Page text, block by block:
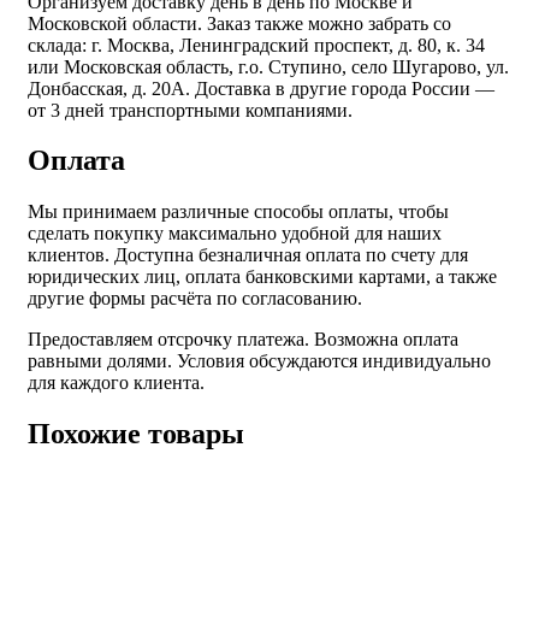
Московской области. Заказ также можно забрать со
склада: г. Москва, Ленинградский проспект, д. 80, к. 34
или Московская область, г.о. Ступино, село Шугарово, ул.
Донбасская, д. 20А. Доставка в другие города России —
от 3 дней транспортными компаниями.
Оплата
Мы принимаем различные способы оплаты, чтобы
сделать покупку максимально удобной для наших
клиентов. Доступна безналичная оплата по счету для
юридических лиц, оплата банковскими картами, а также
другие формы расчёта по согласованию.
Предоставляем отсрочку платежа. Возможна оплата
равными долями. Условия обсуждаются индивидуально
для каждого клиента.
Похожие товары